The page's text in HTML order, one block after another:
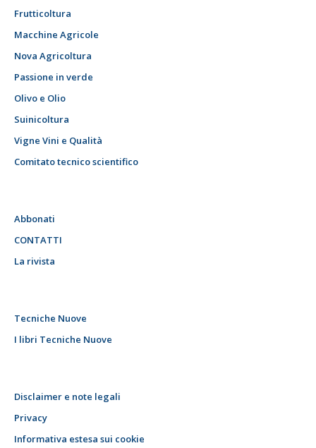
Frutticoltura
Macchine Agricole
Nova Agricoltura
Passione in verde
Olivo e Olio
Suinicoltura
Vigne Vini e Qualità
Comitato tecnico scientifico
Abbonati
CONTATTI
La rivista
Tecniche Nuove
I libri Tecniche Nuove
Disclaimer e note legali
Privacy
Informativa estesa sui cookie